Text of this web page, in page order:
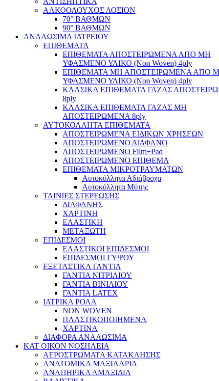
ΑΛΚΟΟΛΟΥΧΟΣ ΛΟΣΙΟΝ
70° ΒΑΘΜΩΝ
90° ΒΑΘΜΩΝ
ΑΝΑΛΩΣΙΜΑ ΙΑΤΡΕΙΟΥ
ΕΠΙΘΕΜΑΤΑ
ΕΠΙΘΕΜΑΤΑ ΑΠΟΣΤΕΙΡΩΜΕΝΑ ΑΠΟ ΜΗ
ΥΦΑΣΜΕΝΟ ΥΛΙΚΟ (Non Woven) 4ply
ΕΠΙΘΕΜΑΤΑ ΜΗ ΑΠΟΣΤΕΙΡΩΜΕΝΑ ΑΠΟ
ΥΦΑΣΜΕΝΟ ΥΛΙΚΟ (Non Woven) 4ply
ΚΛΑΣΙΚΑ ΕΠΙΘΕΜΑΤΑ ΓΑΖΑΣ
8ply
ΚΛΑΣΙΚΑ ΕΠΙΘΕΜΑΤΑ ΓΑΖΑΣ ΜΗ
ΑΠΟΣΤΕΙΡΩΜΕΝΑ 8ply
ΑΥΤΟΚΟΛΛΗΤΑ ΕΠΙΘΕΜΑΤΑ
ΑΠΟΣΤΕΙΡΩΜΕΝΑ ΕΙΔΙΚΩΝ ΧΡΗΣΕΩΝ
ΑΠΟΣΤΕΙΡΩΜΕΝΟ ΔΙΑΦΑΝΟ
ΑΠΟΣΤΕΙΡΩΜΕΝΟ Film+Pad
ΑΠΟΣΤΕΙΡΩΜΕΝΟ ΕΠΙΘΕΜΑ
ΕΠΙΘΕΜΑΤΑ ΜΙΚΡΟΤΡΑΥΜΑΤΩΝ
Αυτοκόλλητα Αδιάβροχα
Αυτοκόλλητα Μύτης
ΤΑΙΝΙΕΣ ΣΤΕΡΕΩΣΗΣ
ΔΙΑΦΑΝΗΣ
ΧΑΡΤΙΝΗ
ΕΛΑΣΤΙΚΗ
ΜΕΤΑΞΩΤΗ
ΕΠΙΔΕΣΜΟΙ
ΕΛΑΣΤΙΚΟΙ ΕΠΙΔΕΣΜΟΙ
ΕΠΙΔΕΣΜΟΙ ΓΥΨΟΥ
ΕΞΕΤΑΣΤΙΚΑ ΓΑΝΤΙΑ
ΓΑΝΤΙΑ ΝΙΤΡΙΛΙΟΥ
ΓΑΝΤΙΑ ΒΙΝΙΛΙΟΥ
ΓΑΝΤΙΑ LATEX
ΙΑΤΡΙΚΑ ΡΟΛΑ
NON WOVEN
ΠΛΑΣΤΙΚΟΠΟΙΗΜΕΝΑ
ΧΑΡΤΙΝΑ
ΔΙΑΦΟΡΑ ΑΝΑΛΩΣΙΜΑ
ΚΑΤ ΟΙΚΟΝ ΝΟΣΗΛΕΙΑ
ΑΕΡΟΣΤΡΩΜΑΤΑ ΚΑΤΑΚΛΗΣΗΣ
ΑΝΑΤΟΜΙΚΑ ΜΑΞΙΛΑΡΙΑ
ΑΝΑΠΗΡΙΚΑ ΑΜΑΞΙΔΙΑ